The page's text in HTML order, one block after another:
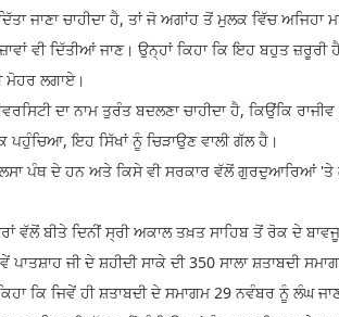
ਜਾਣਾ ਚਾਹੀਦਾ ਹੈ, ਤਾਂ ਜੋ ਅਗਾਂਹ ਤੋਂ ਮੁਲਕ ਵਿੱਚ ਅਜਿਹਾ
ਵੀ ਦਿੱਤੀਆਂ ਜਾਣ। ਉਨ੍ਹਾਂ ਕਿਹਾ ਕਿ ਇਹ ਬਹੁਤ ਜ਼ਰੂਰੀ
ਮੋਹਰ ਲਗਾਏ।
ਦਾ ਨਾਮ ਤੁਰੰਤ ਬਦਲਣਾ ਚਾਹੀਦਾ ਹੈ, ਕਿਉਂਕਿ
ਇਹ ਸਿੱਖਾਂ ਨੂੰ ਚਿੜਾਉਣ ਵਾਲੀ ਗੱਲ ਹੈ।
ਪੰਥ ਦੇ ਹਨ ਅਤੇ ਕਿਸੇ ਵੀ ਸਰਕਾਰ ਵੱਲੋਂ ਗੁਰਦੁਆਰਿਆਂ 'ਤੇ
ਵੱਲੋਂ ਬੀਤੇ ਦਿਨੀਂ ਸ੍ਰੀ ਅਕਾਲ ਤਖ਼ਤ ਸਾਹਿਬ ਤੋਂ ਰੋਕ ਦੇ
ਜੀ ਦੇ ਸ਼ਹੀਦੀ ਸਾਕੇ ਦੀ 350 ਸਾਲਾ ਸ਼ਤਾਬਦੀ
ਕਿ ਜਿਵੇਂ ਹੀ ਸ਼ਤਾਬਦੀ ਦੇ ਸਮਾਗਮ 29 ਨਵੰਬਰ ਨੂੰ ਲੰਘ